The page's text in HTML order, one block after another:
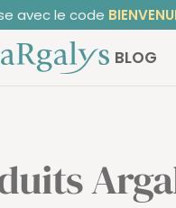
avec le code
ARGALYS BLOG